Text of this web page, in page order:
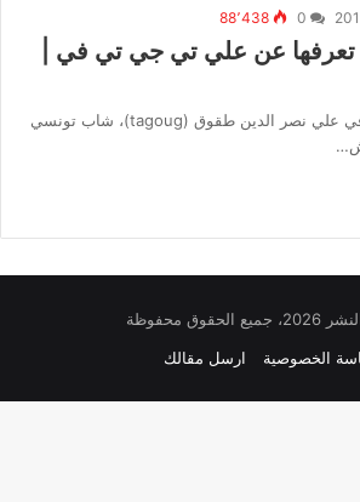
88٬438
لا تعرفها عن علي تي جي تي في |
1 – عن علي تي جي تي في علي نصر الدين طقوق (tagoug)، شاب تونسي
محفوظة
الخصوصية
ارسل مقالك